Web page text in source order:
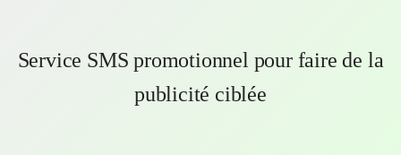
Service SMS promotionnel pour faire de la
publicité ciblée